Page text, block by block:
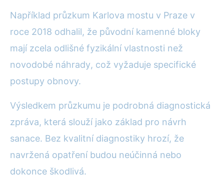
Například průzkum Karlova mostu v Praze v
roce 2018 odhalil, že původní kamenné bloky
mají zcela odlišné fyzikální vlastnosti než
novodobé náhrady, což vyžaduje specifické
postupy obnovy.
Výsledkem průzkumu je podrobná diagnostická
zpráva, která slouží jako základ pro návrh
sanace. Bez kvalitní diagnostiky hrozí, že
navržená opatření budou neúčinná nebo
dokonce škodlivá.